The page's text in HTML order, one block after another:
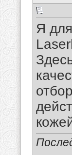
Я